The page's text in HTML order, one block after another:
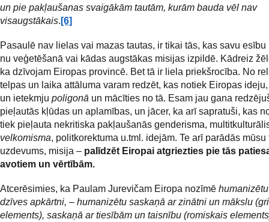
un pie pakļaušanas svaigākām tautām, kurām bauda vēl nav
visaugstākais.[6]
Pasaulē nav lielas vai mazas tautas, ir tikai tās, kas savu esību
nu veģetēšanā vai kādas augstākas misijas izpildē. Kādreiz
ka dzīvojam Eiropas provincē. Bet tā ir liela priekšrocība. No
telpas un laika attāluma varam redzēt, kas notiek Eiropas
un ietekmju poligonā un mācīties no tā. Esam jau gana
pieļautās kļūdas un aplamības, un jācer, ka arī sapratuši, kas
tiek pieļauta nekritiska pakļaušanās genderisma,
velkomisma, politkorektuma u.tml. idejām. Te arī parādās mūsu
uzdevums, misija – palīdzēt Eiropai atgriezties pie tās
avotiem un vērtībām.
Atcerēsimies, ka Paulam Jurevičam Eiropa nozīmē
dzīves apkārtni, – humanizētu saskaņā ar zinātni un mākslu
elements), saskaņā ar tiesībām un taisnību (romiskais